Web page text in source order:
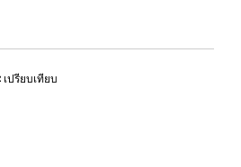
เปรียบเทียบ